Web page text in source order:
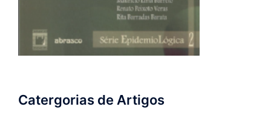
Catergorias de Artigos